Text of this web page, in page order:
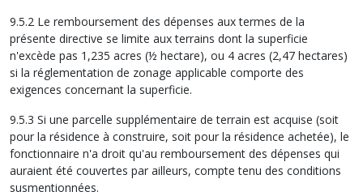
9.5.2 Le remboursement des dépenses aux termes de la
présente directive se limite aux terrains dont la superficie
n'excède pas 1,235 acres (½ hectare), ou 4 acres (2,47 hectares)
si la réglementation de zonage applicable comporte des
exigences concernant la superficie.
9.5.3 Si une parcelle supplémentaire de terrain est acquise (soit
pour la résidence à construire, soit pour la résidence achetée), le
fonctionnaire n'a droit qu'au remboursement des dépenses qui
auraient été couvertes par ailleurs, compte tenu des conditions
susmentionnées.